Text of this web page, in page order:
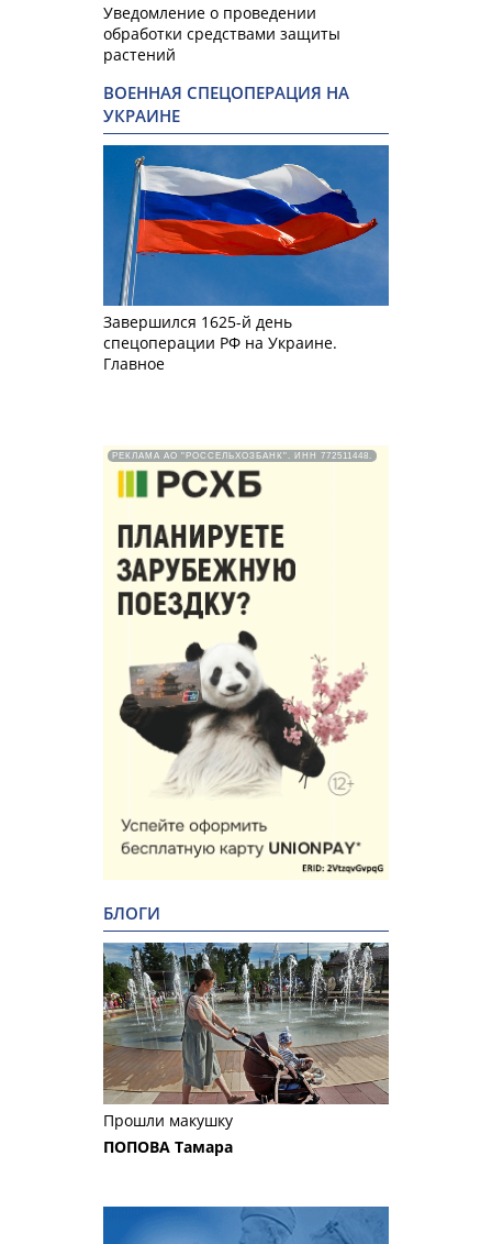
Уведомление о проведении
обработки средствами защиты
растений
ВОЕННАЯ СПЕЦОПЕРАЦИЯ НА
УКРАИНЕ
Завершился 1625-й день
спецоперации РФ на Украине.
Главное
РЕКЛАМА АО "РОССЕЛЬХОЗБАНК". ИНН 772511448.
БЛОГИ
Прошли макушку
ПОПОВА Тамара